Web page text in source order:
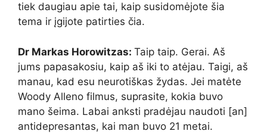
tiek daugiau apie tai, kaip susidomėjote šia
tema ir įgijote patirties čia.
Dr Markas Horowitzas: Taip taip. Gerai. Aš
jums papasakosiu, kaip aš iki to atėjau. Taigi, aš
manau, kad esu neurotiškas žydas. Jei matėte
Woody Alleno filmus, suprasite, kokia buvo
mano šeima. Labai anksti pradėjau naudoti [an]
antidepresantas, kai man buvo 21 metai.